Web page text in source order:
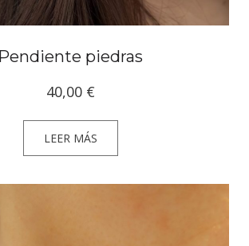
Pendiente piedras
40,00 €
LEER MÁS